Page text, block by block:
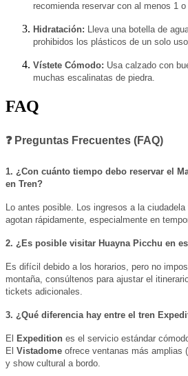
recomienda reservar con al menos 1
Hidratación: Lleva una botella de
prohibidos los plásticos de un solo
Vístete Cómodo: Usa calzado con
muchas escalinatas de piedra.
FAQ
❓ Preguntas Frecuentes (FAQ)
1. ¿Con cuánto tiempo debo reservar el
en Tren?
Lo antes posible. Los ingresos a la
agotan rápidamente, especialmente en
2. ¿Es posible visitar Huayna Picchu en
Es difícil debido a los horarios, pero no
montaña, consúltenos para ajustar el
tickets adicionales.
3. ¿Qué diferencia hay entre el tren
El Expedition es el servicio estándar
El Vistadome ofrece ventanas más amplias
y show cultural a bordo.